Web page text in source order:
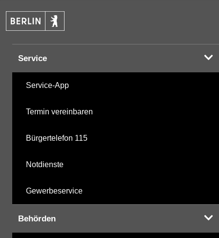
Service
Service-App
Termin vereinbaren
Bürgertelefon 115
Notdienste
Gewerbeservice
Behörden